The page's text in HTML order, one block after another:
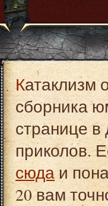
Катаклизм от Carbot. Это один из материалов
сборника
странице в
приколов.
сюдаи
20 вам